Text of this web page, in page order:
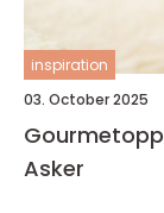
inspiration
03. October 2025
Asker